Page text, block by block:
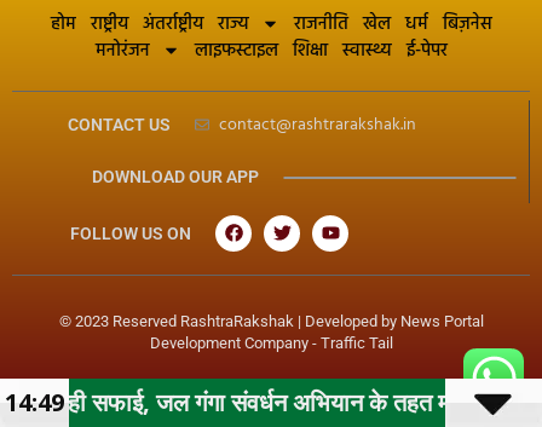
होम राष्ट्रीय अंतर्राष्ट्रीय राज्य राजनीति खेल धर्म बिज़नेस
मनोरंजन
लाइफस्टाइल शिक्षा स्वास्थ्य ई-पेपर
CONTACT US contact@rashtrarakshak.in
DOWNLOAD OUR APP
FOLLOW US ON
© 2023 Reserved RashtraRakshak | Developed by News Portal
Development Company- Traffic Tail
गंगा संवर्धन अभियान के तहत महापौर के निर्देशन में
14:49